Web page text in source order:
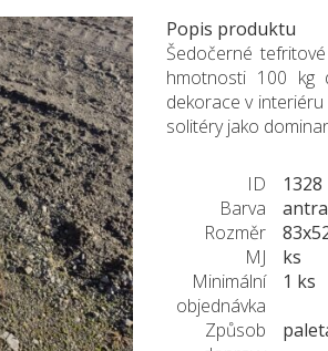
Popis produktu
Šedočerné
hmotnosti 100 kg
dekorace v
solitéry jako
ID
1328
Barva
Rozměr
MJ
ks
Minimální
objednávka
1 ks
Způsob